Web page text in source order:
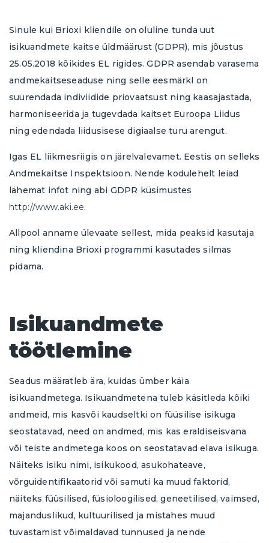
Sinule kui Brioxi kliendile on oluline tunda uut
isikuandmete kaitse üldmäärust (GDPR), mis jõustus
25.05.2018 kõikides EL rigides. GDPR asendab varasema
andmekaitseseaduse ning selle eesmärkl on
suurendada indiviidide priovaatsust ning kaasajastada,
harmoniseerida ja tugevdada kaitset Euroopa Liidus
ning edendada liidusisese digiaalse turu arengut.
Igas EL liikmesriigis on järelvalevamet. Eestis on selleks
Andmekaitse Inspektsioon. Nende kodulehelt leiad
lähemat infot ning abi GDPR küsimustes
http://www.aki.ee.
Allpool anname ülevaate sellest, mida peaksid kasutaja
ning kliendina Brioxi programmi kasutades silmas
pidama.
Isikuandmete
töötlemine
Seadus määratleb ära, kuidas ümber käia
isikuandmetega. Isikuandmetena tuleb käsitleda kõiki
andmeid, mis kasvõi kaudseltki on füüsilise isikuga
seostatavad, need on andmed, mis kas eraldiseisvana
või teiste andmetega koos on seostatavad elava isikuga.
Näiteks isiku nimi, isikukood, asukohateave,
võrguidentifikaatorid või samuti ka muud faktorid,
näiteks füüsilised, füsioloogilised, geneetilised, vaimsed,
majanduslikud, kultuurilised ja mistahes muud
tuvastamist võimaldavad tunnused ja nende
andmekaitse põhimõtetele.
Esita
raamatupidamise efektiivsemaks muuta.
Telefoninumber*
Nõustun saama teavet vastavalt
andmekaitse põhimõtetele
Esita
raamatupidamisbürood ei kasuta, siis nüüd on
hea võimalus leida seesiitvõi tellida Briox otse,
võttes meiega ühendust.
Briox ettevõtjatele
Kui te pole siiani raamatupidamisfirmat
kasutanud, siis nüüd on hea võimalus leida see
siitvõi osta Briox otse alloleva lingi kaudu.
Osta
Kui te pole siiani raamatupidamisfirmat
kasutanud, siis nüüd on hea võimalus leida see
siitvõi osta Briox otse alloleva lingi kaudu.
Osta